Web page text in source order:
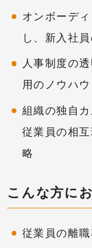
オンボーデ
し、新入社
人事制度の
用のノウハウ
組織の独自
従業員の相
略
こんな方に
従業員の離